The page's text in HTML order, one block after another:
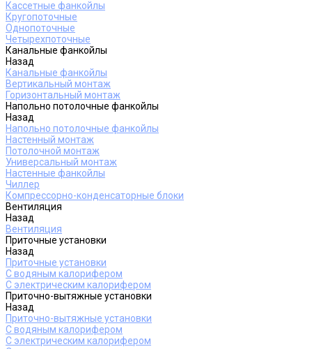
Кассетные фанкойлы
Кругопоточные
Однопоточные
Четырехпоточные
Канальные фанкойлы
Назад
Канальные фанкойлы
Вертикальный монтаж
Горизонтальный монтаж
Напольно потолочные фанкойлы
Назад
Напольно потолочные фанкойлы
Настенный монтаж
Потолочной монтаж
Универсальный монтаж
Настенные фанкойлы
Чиллер
Компрессорно-конденсаторные блоки
Вентиляция
Назад
Вентиляция
Приточные установки
Назад
Приточные установки
С водяным калорифером
С электрическим калорифером
Приточно-вытяжные установки
Назад
Приточно-вытяжные установки
С водяным калорифером
С электрическим калорифером